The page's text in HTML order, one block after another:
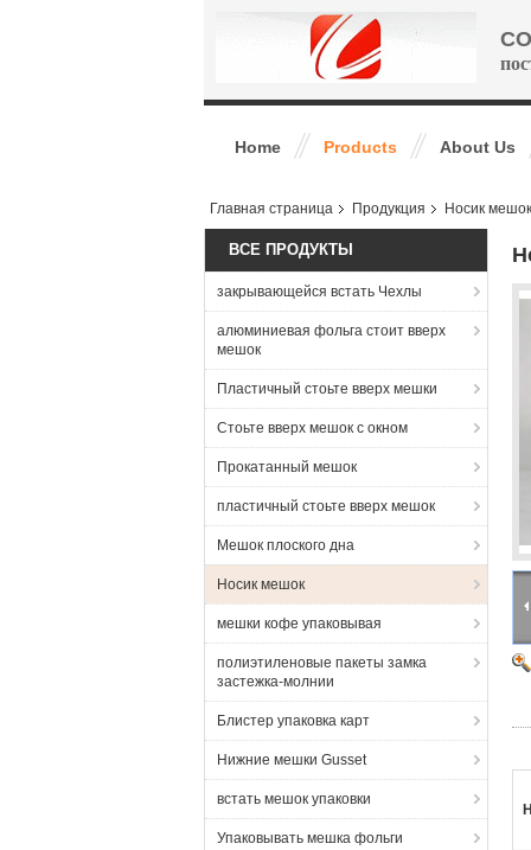
Home Products About Us
Главная страница Продукция Носик мешок
ВСЕ ПРОДУКТЫ
закрывающейся встать Чехлы
алюминиевая фольга стоит вверх
мешок
Пластичный стоьте вверх мешки
Стоьте вверх мешок с окном
Прокатанный мешок
пластичный стоьте вверх мешок
Мешок плоского дна
Носик мешок
мешки кофе упаковывая
полиэтиленовые пакеты замка
застежка-молнии
Блистер упаковка карт
Нижние мешки Gusset
встать мешок упаковки
Упаковывать мешка фольги